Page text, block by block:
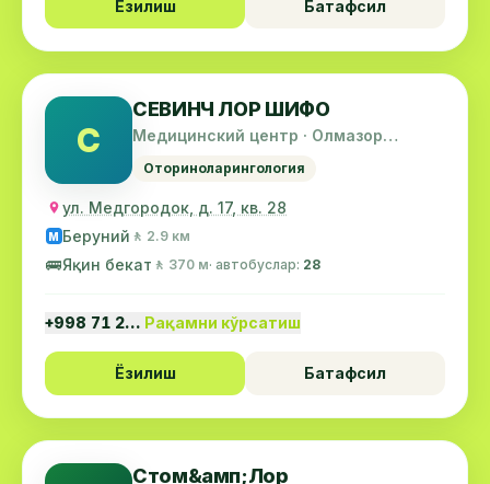
Ёзилиш Батафсил
С
СЕВИНЧ ЛОР ШИФО
Медицинский центр · Олмазор
Оториноларингология
ул. Медгородок, д. 17, кв. 28
М Беруний 🚶 2.9 км
🚌Яқин бекат 🚶 370 м· автобуслар: 28
+998 71 2… Рақамни кўрсатиш
Ёзилиш Батафсил
Стом&амп;Лор